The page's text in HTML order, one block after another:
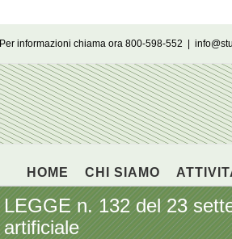
Per informazioni chiama ora 800-598-552
HOME CHI SIAMO
LEGGE n. 132 del 23
artificiale